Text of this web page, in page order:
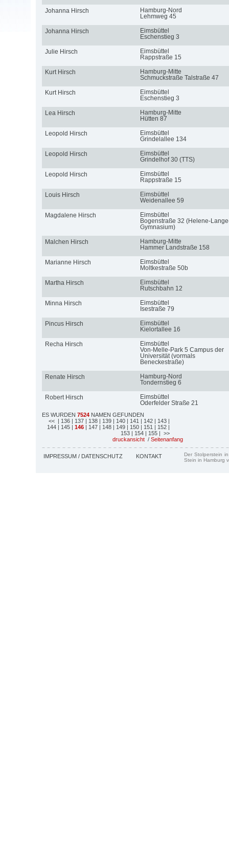
Johanna Hirsch
Hamburg-Nord
Lehmweg 45
Johanna Hirsch
Eimsbüttel
Eschenstieg 3
Julie Hirsch
Eimsbüttel
Rappstraße 15
Kurt Hirsch
Hamburg-Mitte
Schmuckstraße Talstraße 47
Kurt Hirsch
Eimsbüttel
Eschenstieg 3
Lea Hirsch
Hamburg-Mitte
Hütten 87
Leopold Hirsch
Eimsbüttel
Grindelallee 134
Leopold Hirsch
Eimsbüttel
Grindelhof 30 (TTS)
Leopold Hirsch
Eimsbüttel
Rappstraße 15
Louis Hirsch
Eimsbüttel
Weidenallee 59
Magdalene Hirsch
Eimsbüttel
Bogenstraße 32 (Helene-
Gymnasium)
Malchen Hirsch
Hamburg-Mitte
Hammer Landstraße 158
Marianne Hirsch
Eimsbüttel
Moltkestraße 50b
Martha Hirsch
Eimsbüttel
Rutschbahn 12
Minna Hirsch
Eimsbüttel
Isestraße 79
Pincus Hirsch
Eimsbüttel
Kielortallee 16
Recha Hirsch
Eimsbüttel
Von-Melle-Park 5 Campus der
Universität (vormals
Beneckestraße)
Renate Hirsch
Hamburg-Nord
Tondernstieg 6
Robert Hirsch
Eimsbüttel
Oderfelder Straße 21
ES WURDEN 7524 NAMEN GEFUNDEN
<< | 136 | 137 | 138 | 139 | 140 | 141 | 142 | 143 |
144 | 145 | 146 | 147 | 148 | 149 | 150 | 151 | 152 |
153 | 154 | 155 | >>
druckansicht / Seitenanfang
IMPRESSUM / DATENSCHUTZ KONTAKT
Der Stolperstein
Stein in Hamburg